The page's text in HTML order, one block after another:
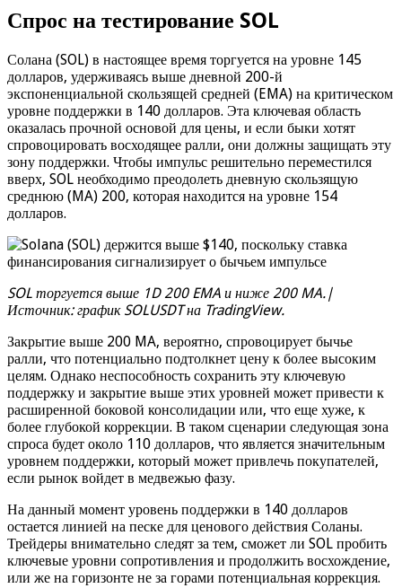
Спрос на тестирование SOL
Солана (SOL) в настоящее время торгуется на уровне 145
долларов, удерживаясь выше дневной 200-й
экспоненциальной скользящей средней (EMA) на критическом
уровне поддержки в 140 долларов. Эта ключевая область
оказалась прочной основой для цены, и если быки хотят
спровоцировать восходящее ралли, они должны защищать эту
зону поддержки. Чтобы импульс решительно переместился
вверх, SOL необходимо преодолеть дневную скользящую
среднюю (MA) 200, которая находится на уровне 154
долларов.
SOL торгуется выше 1D 200 EMA и ниже 200 MA.|
Источник: график SOLUSDT на TradingView.
Закрытие выше 200 MA, вероятно, спровоцирует бычье
ралли, что потенциально подтолкнет цену к более высоким
целям. Однако неспособность сохранить эту ключевую
поддержку и закрытие выше этих уровней может привести к
расширенной боковой консолидации или, что еще хуже, к
более глубокой коррекции. В таком сценарии следующая зона
спроса будет около 110 долларов, что является значительным
уровнем поддержки, который может привлечь покупателей,
если рынок войдет в медвежью фазу.
На данный момент уровень поддержки в 140 долларов
остается линией на песке для ценового действия Соланы.
Трейдеры внимательно следят за тем, сможет ли SOL пробить
ключевые уровни сопротивления и продолжить восхождение,
или же на горизонте не за горами потенциальная коррекция.